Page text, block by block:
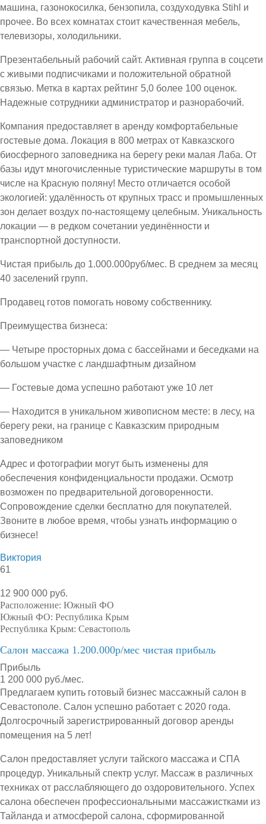
машина, газонокосилка, бензопила, создуходувка Stihl и
прочее. Во всех комнатах стоит качественная мебель,
телевизоры, холодильники.
Презентабельный рабочий сайт. Активная группа в соцсети
с живыми подписчиками и положительной обратной
связью. Метка в картах рейтинг 5,0 более 100 оценок.
Надежные сотрудники администратор и разнорабочий.
Компания предоставляет в аренду комфортабельные
гостевые дома. Локация в 800 метрах от Кавказского
биосферного заповедника на берегу реки малая Лаба. От
базы идут многочисленные туристические маршруты в том
числе на Красную поляну! Место отличается особой
экологией: удалённость от крупных трасс и промышленных
зон делает воздух по-настоящему целебным. Уникальность
локации — в редком сочетании уединённости и
транспортной доступности.
Чистая прибыль до 1.000.000руб/мес. В среднем за месяц
40 заселений групп.
Продавец готов помогать новому собственнику.
Преимущества бизнеса:
— Четыре просторных дома с бассейнами и беседками на
большом участке с ландшафтным дизайном
— Гостевые дома успешно работают уже 10 лет
— Находится в уникальном живописном месте: в лесу, на
берегу реки, на границе с Кавказским природным
заповедником
Адрес и фотографии могут быть изменены для
обеспечения конфиденциальности продажи. Осмотр
возможен по предварительной договоренности.
Сопровождение сделки бесплатно для покупателей.
Звоните в любое время, чтобы узнать информацию о
бизнесе!
Виктория
61
12 900 000 руб.
Расположение: Южный ФО
Южный ФО: Республика Крым
Республика Крым: Севастополь
Салон массажа 1.200.000р/мес чистая прибыль
Прибыль
1 200 000 руб./мес.
Предлагаем купить готовый бизнес массажный салон в
Севастополе. Салон успешно работает с 2020 года.
Долгосрочный зарегистрированный договор аренды
помещения на 5 лет!
Салон предоставляет услуги тайского массажа и СПА
процедур. Уникальный спектр услуг. Массаж в различных
техниках от расслабляющего до оздоровительного. Успех
салона обеспечен профессиональными массажистками из
Тайланда и атмосферой салона, сформированной